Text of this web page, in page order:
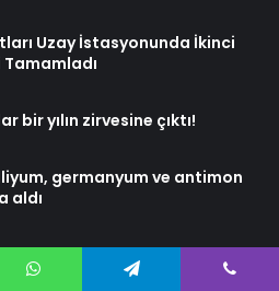
Uzay İstasyonunda İkinci
Tamamladı
bir yılın zirvesine çıktı!
germanyum ve antimon
aldı